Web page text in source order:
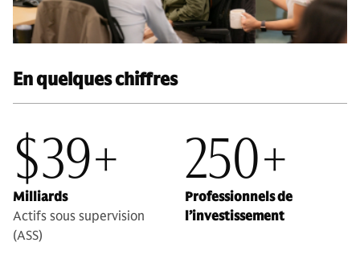
En quelques chiffres
$39+
Milliards
Actifs sous supervision
(ASS)
250+
Professionnels de
l’investissement